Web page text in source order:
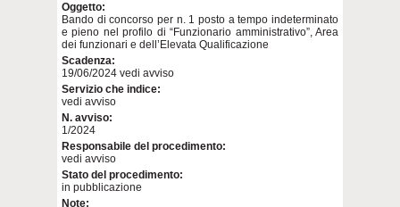
Oggetto:
Bando di concorso per n. 1 posto a tempo indeterminato
e pieno nel profilo di “Funzionario amministrativo”, Area
dei funzionari e dell’Elevata Qualificazione
Scadenza:
19/06/2024 vedi avviso
Servizio che indice:
vedi avviso
N. avviso:
1/2024
Responsabile del procedimento:
vedi avviso
Stato del procedimento:
in pubblicazione
Note: